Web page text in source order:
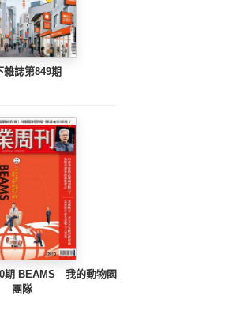
雜誌第849期
期 BEAMS 我的動物園
團隊